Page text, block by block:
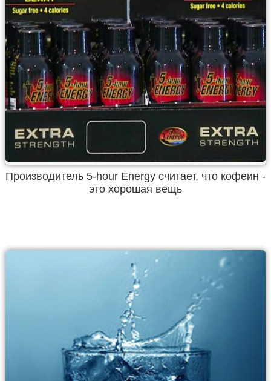
Производитель 5-hour Energy считает, что кофеин -
это хорошая вещь